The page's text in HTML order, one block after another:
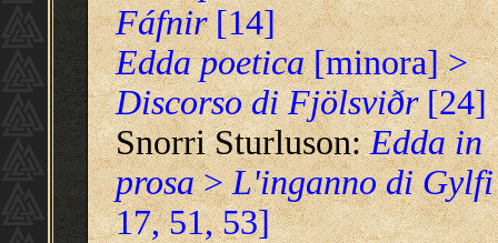
Fáfnir[14]
Edda poetica[minora] >
Discorso di Fjölsviðr[24]
Snorri Sturluson:Edda in
prosa>L'inganno di Gylfi
17, 51, 53]